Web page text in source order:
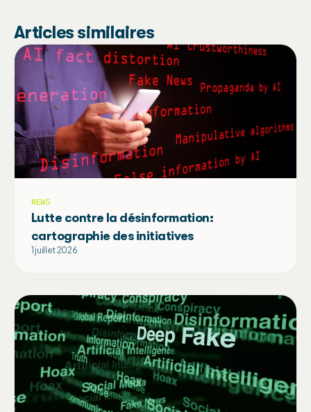
Articles similaires
NEWS
Lutte contre la désinformation:
cartographie des initiatives
1 juillet 2026